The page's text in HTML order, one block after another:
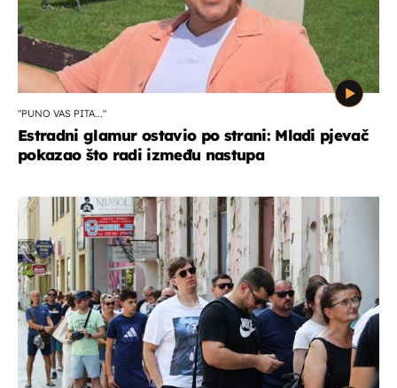
"PUNO VAS PITA..."
Estradni glamur ostavio po strani: Mladi pjevač
pokazao što radi između nastupa